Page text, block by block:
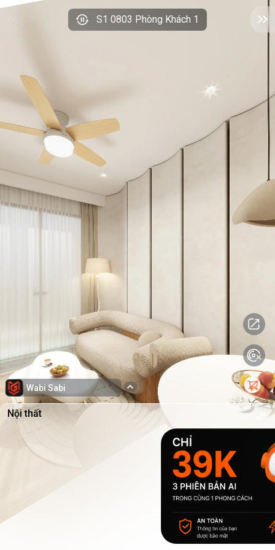
S1 0803 Phòng Khách 1
Wabi Sabi
Nội thất